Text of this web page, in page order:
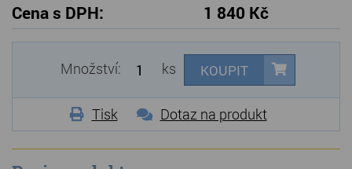
Cena s DPH: 1 840 Kč
Množství: ks KOUPIT
Tisk Dotaz na produkt